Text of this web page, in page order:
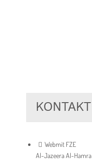
KONTAKT
Webmit FZE
Al-Jazeera Al-Hamra